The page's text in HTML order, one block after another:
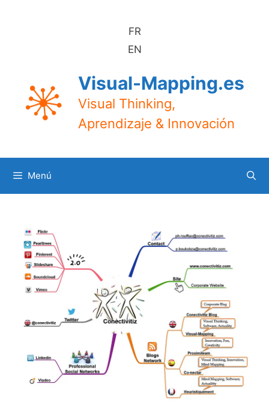
FR
EN
Visual-Mapping.es
Visual Thinking,
Aprendizaje & Innovación
Menú